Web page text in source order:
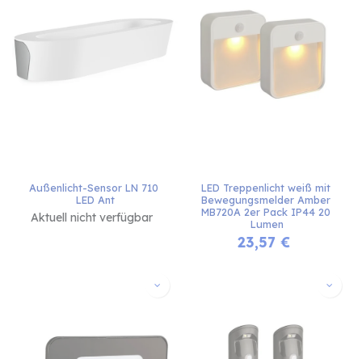
Außenlicht-Sensor LN 710
LED Ant
Aktuell nicht verfügbar
LED Treppenlicht weiß mit
Bewegungsmelder Amber
MB720A 2er Pack IP44 20
Lumen
23,57 €